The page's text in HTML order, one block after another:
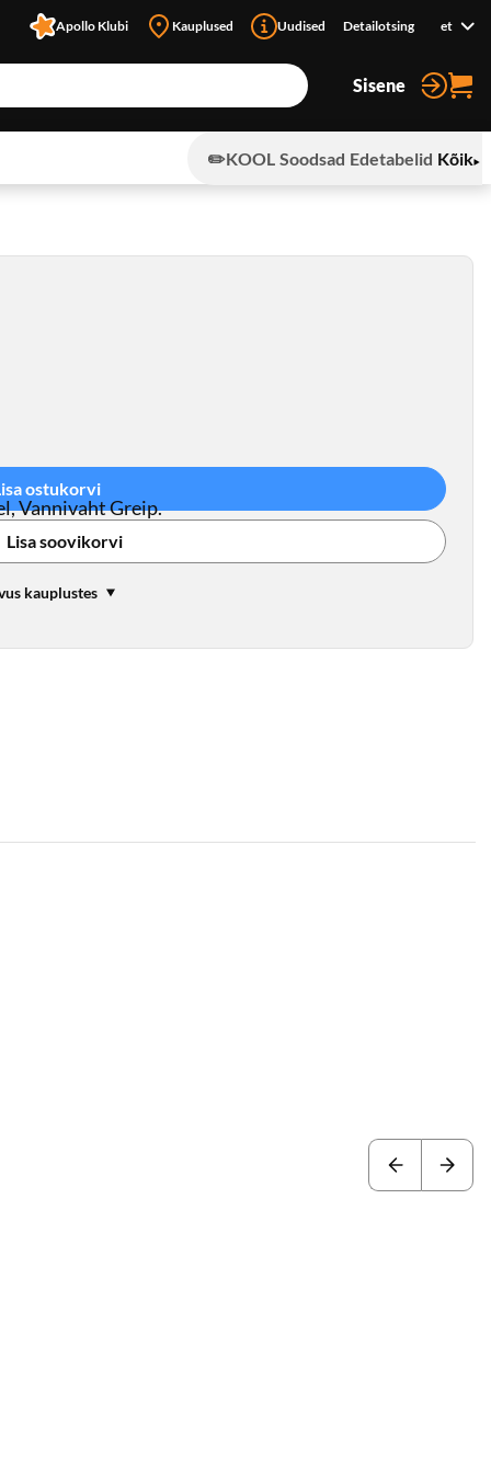
Apollo Klubi Kauplused Uudised Detailotsing et
Sisene
✏️KOOL Soodsad Edetabelid Kõik
Vannivaht Greip.
ostukorvi
Lisa soovikorvi
kauplustes